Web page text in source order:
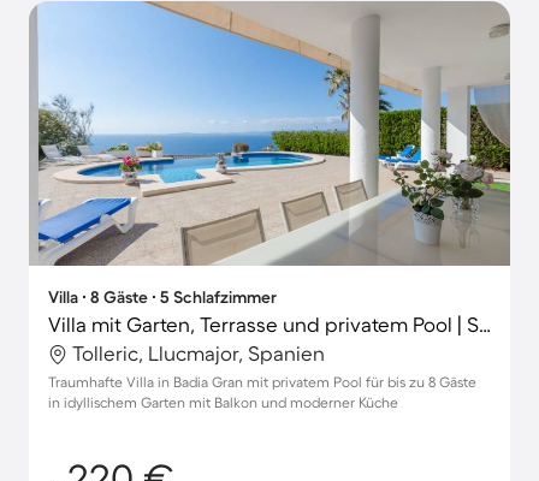
Villa ∙ 8 Gäste ∙ 5 Schlafzimmer
Villa mit Garten, Terrasse und privatem Pool | Strandblick
Tolleric, Llucmajor, Spanien
Traumhafte Villa in Badia Gran mit privatem Pool für bis zu 8 Gäste
in idyllischem Garten mit Balkon und moderner Küche